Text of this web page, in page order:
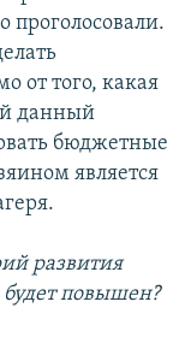
проголосовали.
от того, какая
данный
бюджетные
является
развития
будет повышен?